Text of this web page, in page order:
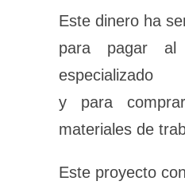
Este dinero ha
para pagar al
especializado
y para
materiales de
Este proyecto